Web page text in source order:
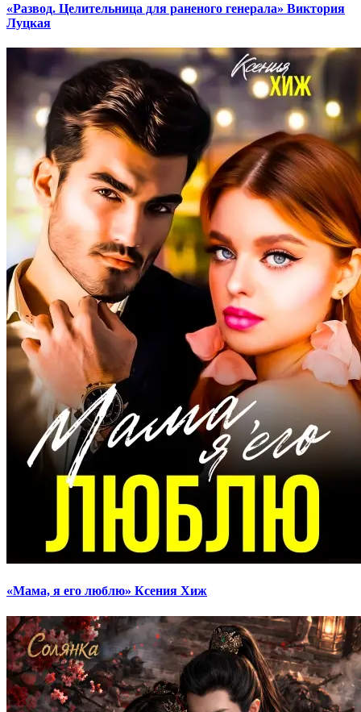
«Развод. Целительница для раненого генерала» Виктория
Луцкая
«Мама, я его люблю» Ксения Хиж